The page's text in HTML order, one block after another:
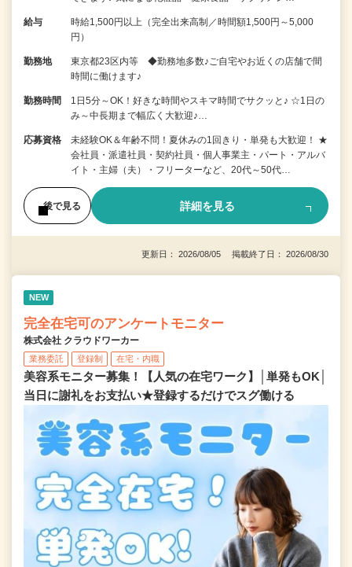
給与
時給1,500円以上（完全出来高制／時間額1,500円～5,000
円）
勤務地
東京都23区内等 ◆勤務地多数♪ご自宅やお近くの店舗で間
時間に働けます♪
勤務時間
1日5分～OK！好きな時間やスキマ時間でサクッと♪ ☆1日の
み～中長期まで幅広く大歓迎♪…
応募資格
未経験OK＆年齢不問！夏休みの1回きり・単発も大歓迎！ ★
会社員・派遣社員・契約社員・個人事業主・パート・アルバ
イト・主婦（夫）・フリーターなど、20代～50代…
後で見る 詳細を見る
更新日： 2026/08/05 掲載終了日： 2026/08/30
NEW
完全在宅可のアンケートモニター
株式会社 クラウドワーカー
業務委託 登録制 在宅・内職
美容系モニター募集！【人気の在宅ワーク】│単発もOK│
当日に謝礼をお支払い★登録するだけでスグ働ける